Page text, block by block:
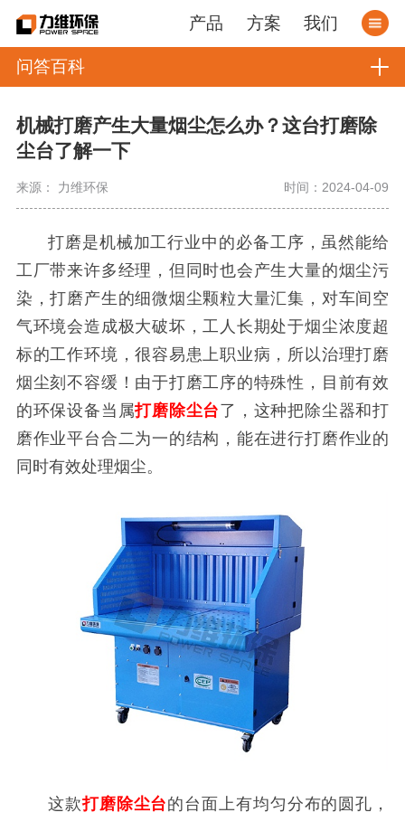
产品 方案 我们
问答百科
机械打磨产生大量烟尘怎么办？这台打磨除
尘台了解一下
来源： 力维环保 时间：2024-04-09
打磨是机械加工行业中的必备工序，虽然能给
工厂带来许多经理，但同时也会产生大量的烟尘污
染，打磨产生的细微烟尘颗粒大量汇集，对车间空
气环境会造成极大破坏，工人长期处于烟尘浓度超
标的工作环境，很容易患上职业病，所以治理打磨
烟尘刻不容缓！由于打磨工序的特殊性，目前有效
的环保设备当属打磨除尘台了，这种把除尘器和打
磨作业平台合二为一的结构，能在进行打磨作业的
同时有效处理烟尘。
这款打磨除尘台的台面上有均匀分布的圆孔，